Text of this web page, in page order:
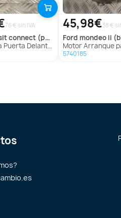
76 € sin IVA
(p65_, p70_, p80_)
para Ford Transit Connect (P65_, P70_, P80_)
45,98€38 €
ford mondeo ii
Motor Arranque para Ford
5740185